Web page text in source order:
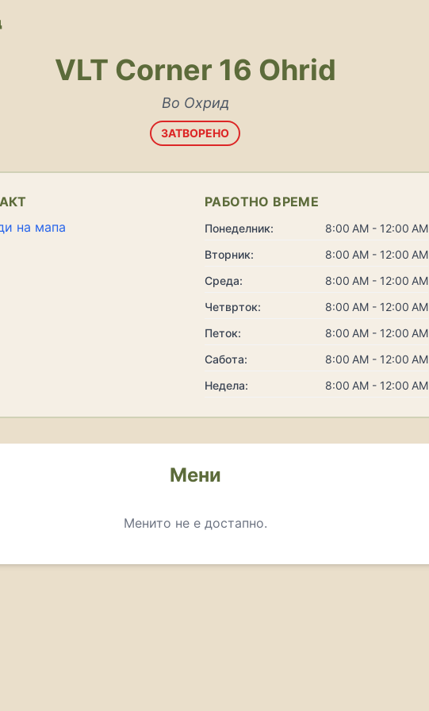
VLT Corner 16 Ohrid
Во Охрид
ЗАТВОРЕНО
на мапа
РАБОТНО ВРЕМЕ
Понеделник:
8:00 AM - 12:00 AM
Вторник:
8:00 AM - 12:00 AM
Среда:
8:00 AM - 12:00 AM
Четврток:
8:00 AM - 12:00 AM
Петок:
8:00 AM - 12:00 AM
Сабота:
8:00 AM - 12:00 AM
Недела:
8:00 AM - 12:00 AM
Мени
Менито не е достапно.